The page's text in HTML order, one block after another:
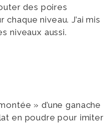
des poires
niveau. J’ai mis
niveaux aussi.
» d’une ganache
en poudre pour imiter